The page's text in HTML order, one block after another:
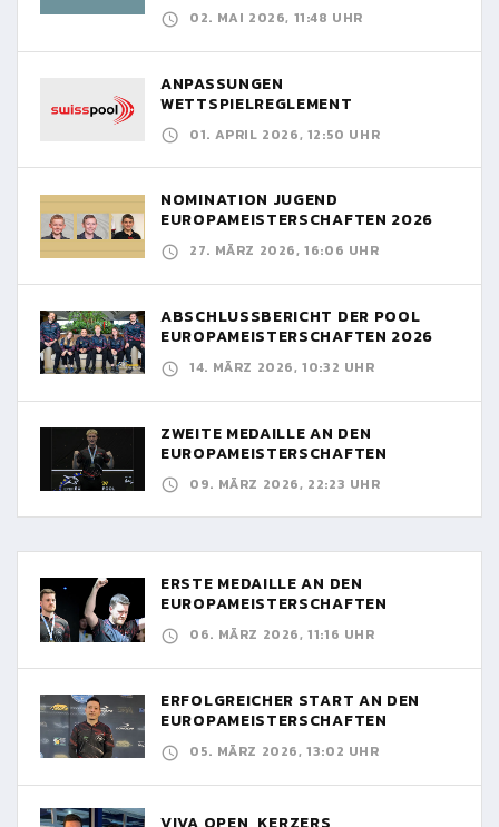
02. MAI 2026, 11:48 UHR
ANPASSUNGEN
WETTSPIELREGLEMENT
01. APRIL 2026, 12:50 UHR
NOMINATION JUGEND
EUROPAMEISTERSCHAFTEN 2026
27. MÄRZ 2026, 16:06 UHR
ABSCHLUSSBERICHT DER POOL
EUROPAMEISTERSCHAFTEN 2026
14. MÄRZ 2026, 10:32 UHR
ZWEITE MEDAILLE AN DEN
EUROPAMEISTERSCHAFTEN
09. MÄRZ 2026, 22:23 UHR
ERSTE MEDAILLE AN DEN
EUROPAMEISTERSCHAFTEN
06. MÄRZ 2026, 11:16 UHR
ERFOLGREICHER START AN DEN
EUROPAMEISTERSCHAFTEN
05. MÄRZ 2026, 13:02 UHR